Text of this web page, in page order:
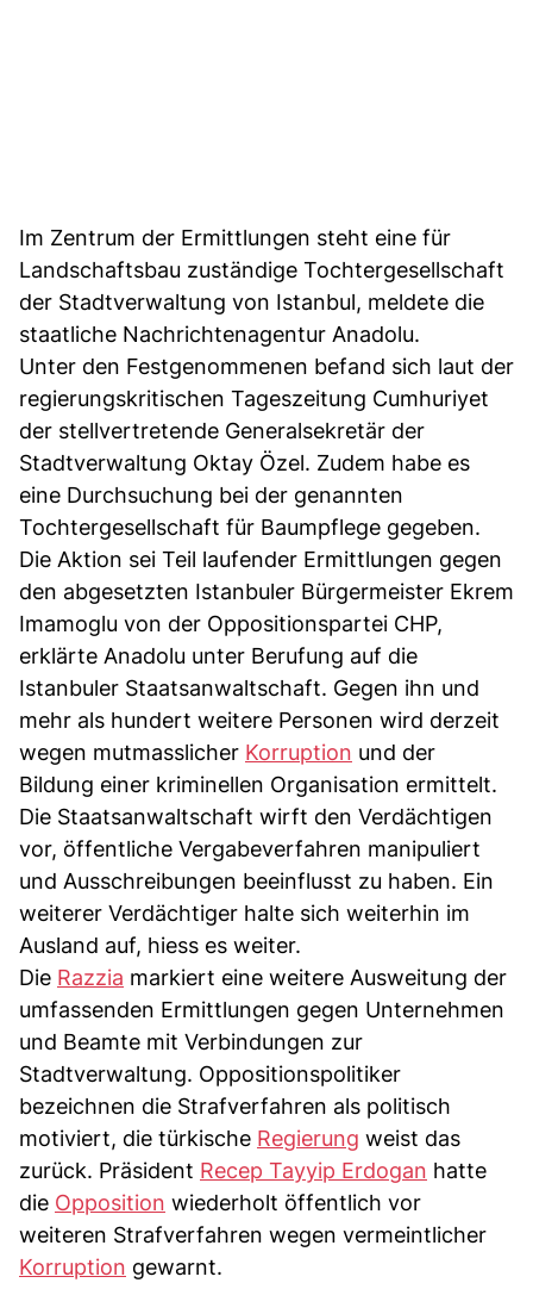
Im Zentrum der Ermittlungen steht eine für
Landschaftsbau zuständige Tochtergesellschaft
der Stadtverwaltung von Istanbul, meldete die
staatliche Nachrichtenagentur Anadolu.
Unter den Festgenommenen befand sich laut der
regierungskritischen Tageszeitung Cumhuriyet
der stellvertretende Generalsekretär der
Stadtverwaltung Oktay Özel. Zudem habe es
eine Durchsuchung bei der genannten
Tochtergesellschaft für Baumpflege gegeben.
Die Aktion sei Teil laufender Ermittlungen gegen
den abgesetzten Istanbuler Bürgermeister Ekrem
Imamoglu von der Oppositionspartei CHP,
erklärte Anadolu unter Berufung auf die
Istanbuler Staatsanwaltschaft. Gegen ihn und
mehr als hundert weitere Personen wird derzeit
wegen mutmasslicher Korruption und der
Bildung einer kriminellen Organisation ermittelt.
Die Staatsanwaltschaft wirft den Verdächtigen
vor, öffentliche Vergabeverfahren manipuliert
und Ausschreibungen beeinflusst zu haben. Ein
weiterer Verdächtiger halte sich weiterhin im
Ausland auf, hiess es weiter.
Die Razzia markiert eine weitere Ausweitung der
umfassenden Ermittlungen gegen Unternehmen
und Beamte mit Verbindungen zur
Stadtverwaltung. Oppositionspolitiker
bezeichnen die Strafverfahren als politisch
motiviert, die türkische Regierung weist das
zurück. Präsident Recep Tayyip Erdogan hatte
die Opposition wiederholt öffentlich vor
weiteren Strafverfahren wegen vermeintlicher
Korruption gewarnt.